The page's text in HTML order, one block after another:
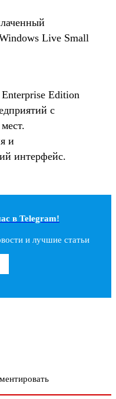
Live Small
Edition
с
и
интерфейс.
в Telegram!
и лучшие статьи